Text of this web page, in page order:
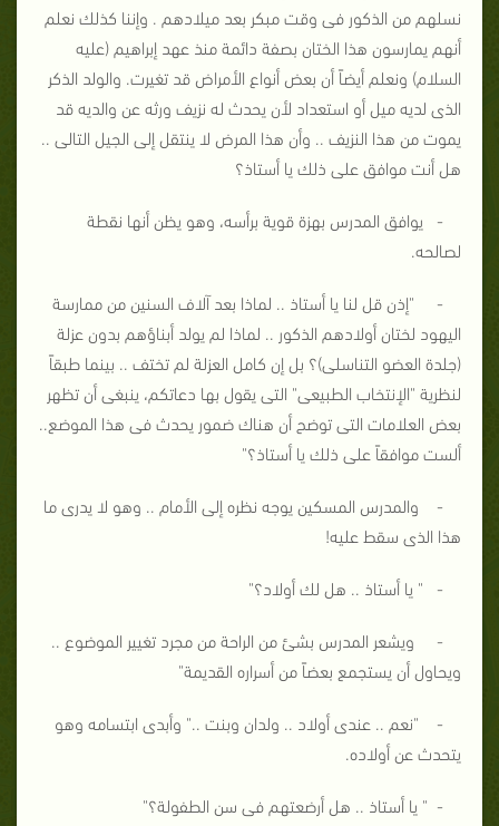
نسلهم من الذكور فى وقت مبكر بعد ميلادهم . وإننا كذلك نعلم
أنهم يمارسون هذا الختان بصفة دائمة منذ عهد إبراهيم (عليه
السلام) ونعلم أيضاً أن بعض أنواع الأمراض قد تغيرت. والولد الذكر
الذى لديه ميل أو استعداد لأن يحدث له نزيف ورثه عن والديه قد
يموت من هذا النزيف .. وأن هذا المرض لا ينتقل إلى الجيل التالى ..
هل أنت موافق على ذلك يا أستاذ؟
- يوافق المدرس بهزة قوية برأسه، وهو يظن أنها نقطة
لصالحه.
- "إذن قل لنا يا أستاذ .. لماذا بعد آلاف السنين من ممارسة
اليهود لختان أولادهم الذكور .. لماذا لم يولد أبناؤهم بدون عزلة
(جلدة العضو التناسلى)؟ بل إن كامل العزلة لم تختف .. بينما طبقاً
لنظرية "الإنتخاب الطبيعى" التى يقول بها دعاتكم، ينبغى أن تظهر
بعض العلامات التى توضح أن هناك ضمور يحدث فى هذا الموضع..
ألست موافقاً على ذلك يا أستاذ؟"
- والمدرس المسكين يوجه نظره إلى الأمام .. وهو لا يدرى ما
هذا الذى سقط عليه!
- " يا أستاذ .. هل لك أولاد؟"
- ويشعر المدرس بشئ من الراحة من مجرد تغيير الموضوع ..
ويحاول أن يستجمع بعضاً من أسراره القديمة"
- "نعم .. عندى أولاد .. ولدان وبنت .." وأبدى ابتسامه وهو
يتحدث عن أولاده.
- " يا أستاذ .. هل أرضعتهم فى سن الطفولة؟"